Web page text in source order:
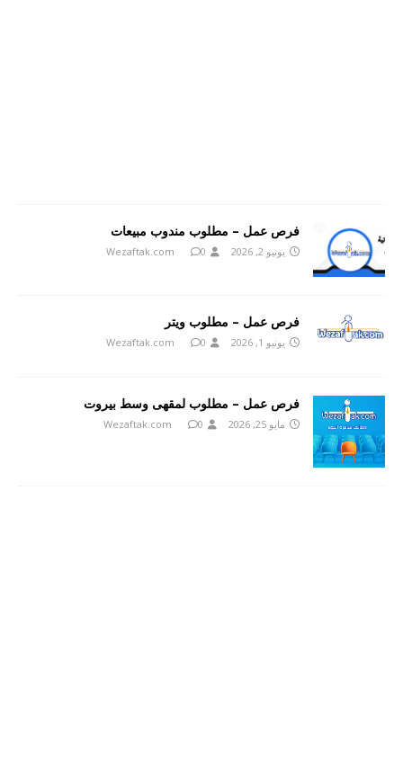
فرص عمل – مطلوب مندوب مبيعات
يونيو 2, 2026 Wezaftak.com 0
فرص عمل – مطلوب ويتر
يونيو 1, 2026 Wezaftak.com 0
فرص عمل – مطلوب لمقهى وسط بيروت
مايو 25, 2026 Wezaftak.com 0